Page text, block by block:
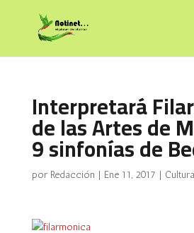
Interpretará
de las Artes de
9 sinfonías de
por Redacción | Ene 11, 2017 | Cultura